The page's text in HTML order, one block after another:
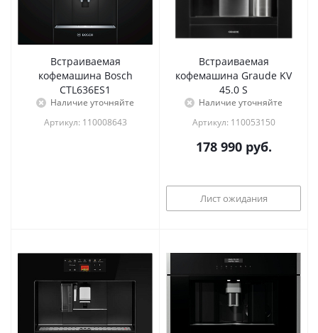
Встраиваемая
кофемашина Bosch
CTL636ES1
Наличие уточняйте
Артикул: 110008643
Встраиваемая
кофемашина Graude KV
45.0 S
Наличие уточняйте
Артикул: 110053150
178 990руб.
Лист ожидания